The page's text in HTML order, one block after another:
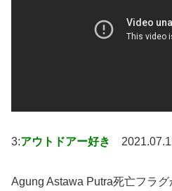
3:アウトドアー好き
Agung Astawa Putra死亡フラグ